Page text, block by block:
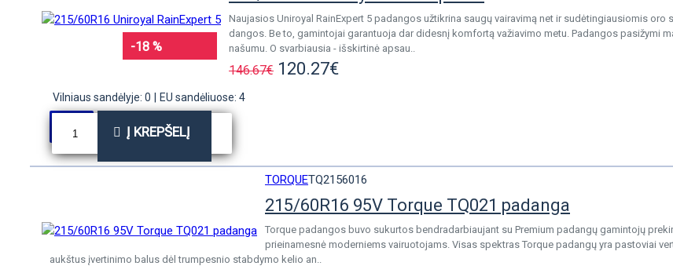
-18 %
Naujasios Uniroyal RainExpert 5 padangos užtikrina saugų vairavimą net ir sudėtingiausiomis
dangos. Be to, gamintojai garantuoja dar didesnį komfortą važiavimo metu. Padangos pasižymi
našumu. O svarbiausia - išskirtinė apsau..
146.67€ 120.27€
Vilniaus sandėlyje: 0 EU sandėliuose: 4
Į KREPŠELĮ
TORQUETQ2156016
215/60R16 95V Torque TQ021 padanga
Torque padangos buvo sukurtos bendradarbiaujant su Premium padangų gamintojų
prieinamesnė moderniems vairuotojams. Visas spektras Torque padangų yra pastoviai
aukštus įvertinimo balus dėl trumpesnio stabdymo kelio an..